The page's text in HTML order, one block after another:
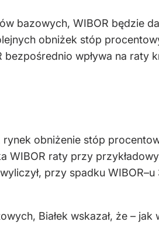
bazowych, WIBOR będzie
obniżek stóp
bezpośrednio wpływa na raty
obniżenie stóp
WIBOR raty przy
przy spadku
Białek wskazał, że – jak